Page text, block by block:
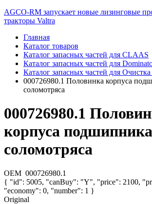
AGCO-RM запускает новые лизинговые
тракторы Valtra
Главная
Каталог товаров
Каталог запасных частей для CLAAS
Каталог запасных частей для
Каталог запасных частей для
000726980.1 Половинка корпуса
соломотряса
000726980.1
корпуса подшипника
соломотряса
OEM 000726980.1
{ "id": 5005, "canBuy": "Y", "price": 2100,
"economy": 0, "number": 1 }
Original